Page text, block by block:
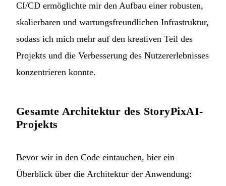
CI/CD ermöglichte mir den Aufbau einer robusten,
skalierbaren und wartungsfreundlichen Infrastruktur,
sodass ich mich mehr auf den kreativen Teil des
Projekts und die Verbesserung des Nutzererlebnisses
konzentrieren konnte.
Gesamte Architektur des StoryPixAI-
Projekts
Bevor wir in den Code eintauchen, hier ein
Überblick über die Architektur der Anwendung: